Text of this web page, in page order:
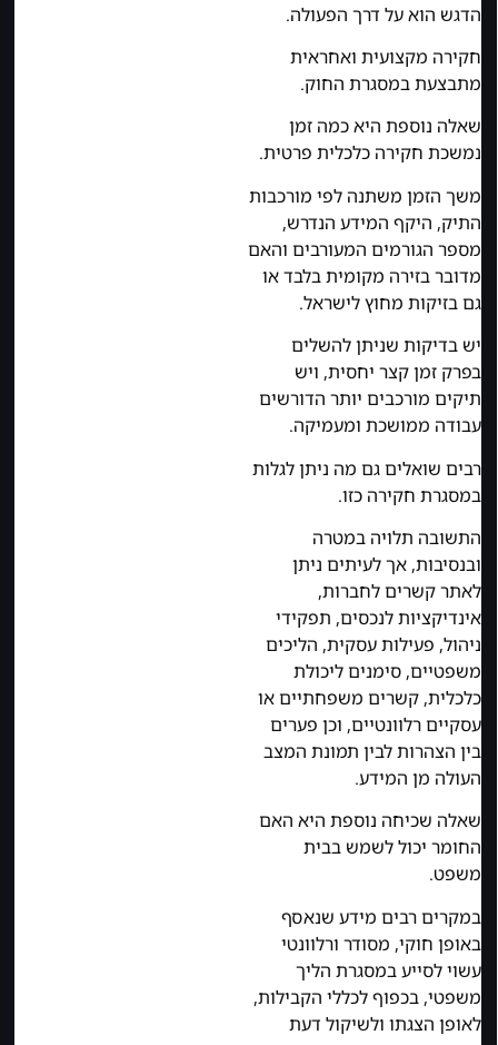
הדגש הוא על דרך הפעולה.
חקירה מקצועית ואחראית
מתבצעת במסגרת החוק.
שאלה נוספת היא כמה זמן
נמשכת חקירה כלכלית פרטית.
משך הזמן משתנה לפי מורכבות
התיק, היקף המידע הנדרש,
מספר הגורמים המעורבים והאם
מדובר בזירה מקומית בלבד או
גם בזיקות מחוץ לישראל.
יש בדיקות שניתן להשלים
בפרק זמן קצר יחסית, ויש
תיקים מורכבים יותר הדורשים
עבודה ממושכת ומעמיקה.
רבים שואלים גם מה ניתן לגלות
במסגרת חקירה כזו.
התשובה תלויה במטרה
ובנסיבות, אך לעיתים ניתן
לאתר קשרים לחברות,
אינדיקציות לנכסים, תפקידי
ניהול, פעילות עסקית, הליכים
משפטיים, סימנים ליכולת
כלכלית, קשרים משפחתיים או
עסקיים רלוונטיים, וכן פערים
בין הצהרות לבין תמונת המצב
העולה מן המידע.
שאלה שכיחה נוספת היא האם
החומר יכול לשמש בבית
משפט.
במקרים רבים מידע שנאסף
באופן חוקי, מסודר ורלוונטי
עשוי לסייע במסגרת הליך
משפטי, בכפוף לכללי הקבילות,
לאופן הצגתו ולשיקול דעת